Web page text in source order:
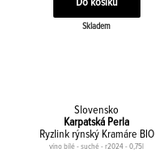
Skladem
Slovensko
Karpatská Perla
Ryzlink rýnský Kramáre BIO
víno bílé - suché - r2024 - 0,75l